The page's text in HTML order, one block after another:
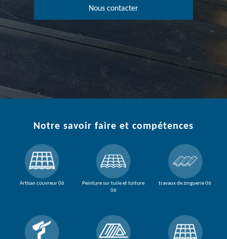
Nous contacter
Notre savoir faire et compétences
Artisan couvreur 06
Peinture sur tuile et toiture
06
travaux de zinguerie 06